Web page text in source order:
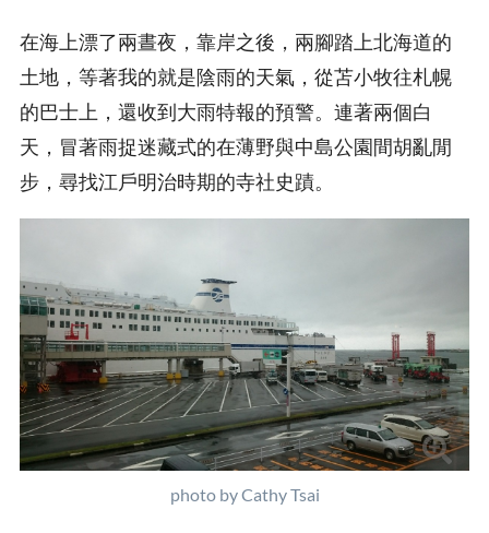
在海上漂了兩晝夜，靠岸之後，兩腳踏上北海道的
土地，等著我的就是陰雨的天氣，從苫小牧往札幌
的巴士上，還收到大雨特報的預警。連著兩個白
天，冒著雨捉迷藏式的在薄野與中島公園間胡亂閒
步，尋找江戶明治時期的寺社史蹟。
photo by Cathy Tsai